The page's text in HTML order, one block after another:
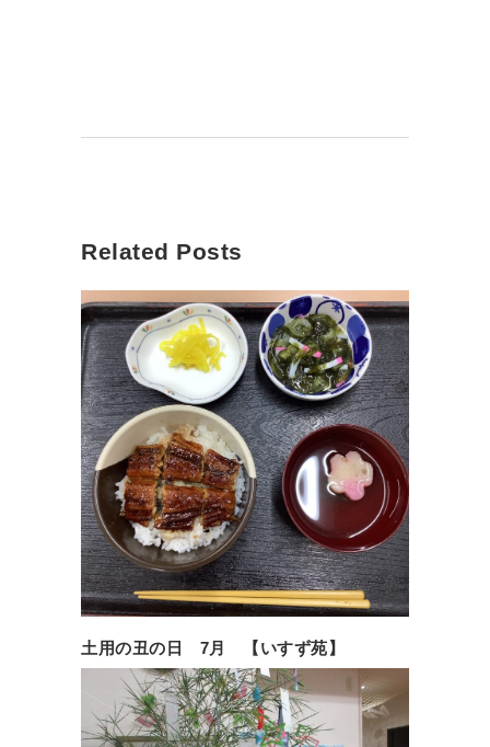
Related Posts
土用の丑の日 7月 【いすず苑】